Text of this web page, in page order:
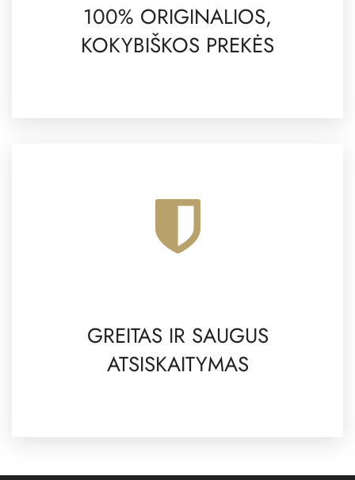
100% ORIGINALIOS,
KOKYBIŠKOS PREKĖS
GREITAS IR SAUGUS
ATSISKAITYMAS